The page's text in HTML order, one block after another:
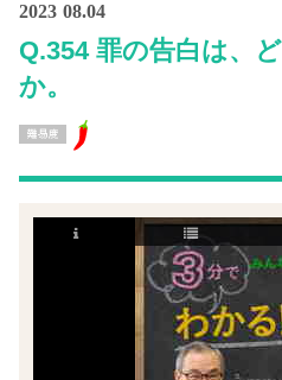
2023 08.04
Q.354 罪の告白は、
か。